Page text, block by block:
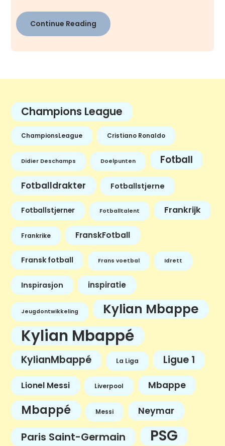
Continue Reading
Champions League
ChampionsLeague Cristiano Ronaldo
Didier Deschamps Doelpunten Fotball
Fotballdrakter Fotballstjerne
Fotballstjerner Fotballtalent Frankrijk
Frankrike FranskFotball
Fransk fotball Frans voetbal Idrett
Inspirasjon inspiratie
Jeugdontwikkeling Kylian Mbappe
Kylian Mbappé
KylianMbappé La Liga Ligue 1
Lionel Messi Liverpool Mbappe
Mbappé Messi Neymar
Paris Saint-Germain PSG